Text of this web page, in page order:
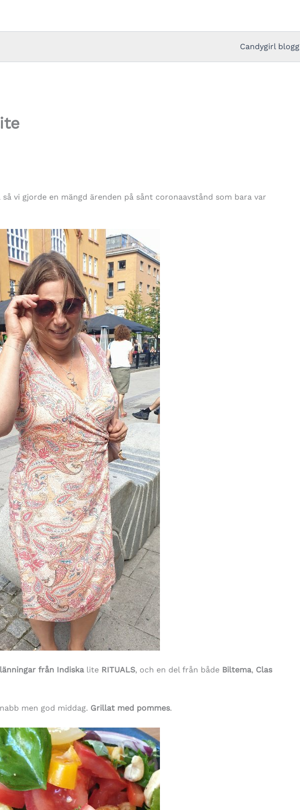
Candygirl blogg
så vi gjorde en mängd ärenden på sånt coronaavstånd som bara var
från Indiska lite RITUALS, och en del från både Biltema, Clas
men god middag. Grillat med pommes.